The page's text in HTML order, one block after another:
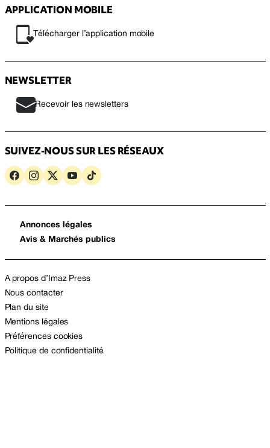
APPLICATION MOBILE
Télécharger l’application mobile
NEWSLETTER
Recevoir les newsletters
SUIVEZ-NOUS SUR LES RÉSEAUX
Annonces légales
Avis & Marchés publics
A propos d’Imaz Press
Nous contacter
Plan du site
Mentions légales
Préférences cookies
Politique de confidentialité